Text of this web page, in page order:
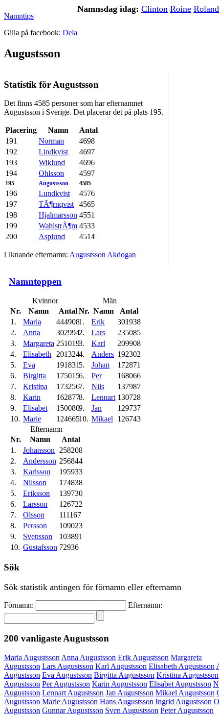
Namntips
Gilla på facebook: Dela
Namnsdag idag: Clinton Roine Roland
Augustsson
Statistik för Augustsson
Det finns 4585 personer som har efternamnet
Augustsson i Sverige. Det placerar det på plats 195.
Placering Namn
Antal
191
Norman
4698
192
Lindkvist
4697
193
Wiklund
4696
194
Ohlsson 4597
195 Augustsson 4585
196 Lundkvist
4576
197
TÃ¶rnqvist
4565
198
Hjalmarsson 4551
199
WahlstrÃ¶m 4533
200
Asplund 4514
Liknande efternamn: Augustsson Akdogan
Namntoppen
Kvinnor
Nr.
Namn
Antal
1.
Maria
444908
2.
Anna
302994
3.
Margareta 251019
4.
Elisabeth
201324
5.
Eva
191831
6.
Birgitta
175015
7.
Kristina
173256
8.
Karin
162877
9.
Elisabet
150080
10. Marie 124665
Män
Nr. Namn
Antal
1.
Erik
301938
2.
Lars
235085
3.
Karl
209908
4.
Anders 192302
5.
Johan
172871
6.
Per
168066
7.
Nils
137987
8.
Lennart 130728
9.
Jan
129737
10. Mikael
126743
Efternamn
Nr.
Namn
Antal
1.
Johansson
258208
2.
Andersson 256844
3.
Karlsson
195933
4.
Nilsson
174838
5.
Eriksson
139730
6.
Larsson
126722
7.
Olsson
111167
8.
Persson
109023
9.
Svensson
103891
10. Gustafsson 72936
Sök
Sök statistik antingen för förnamn eller efternamn
Förnamn: Efternamn:
200 vanligaste Augustsson
Maria Augustsson Anna Augustsson Erik Augustsson Margareta
Augustsson Lars Augustsson Karl Augustsson Elisabeth Augustsson
Augustsson Eva Augustsson Birgitta Augustsson Kristina Augustsson
Augustsson Per Augustsson Karin Augustsson Elisabet Augustsson
Augustsson Lennart Augustsson Jan Augustsson Mikael Augustsson
Augustsson Marie Augustsson Hans Augustsson Ingrid Augustsson
Augustsson Gunnar Augustsson Sven Augustsson Peter Augustsson